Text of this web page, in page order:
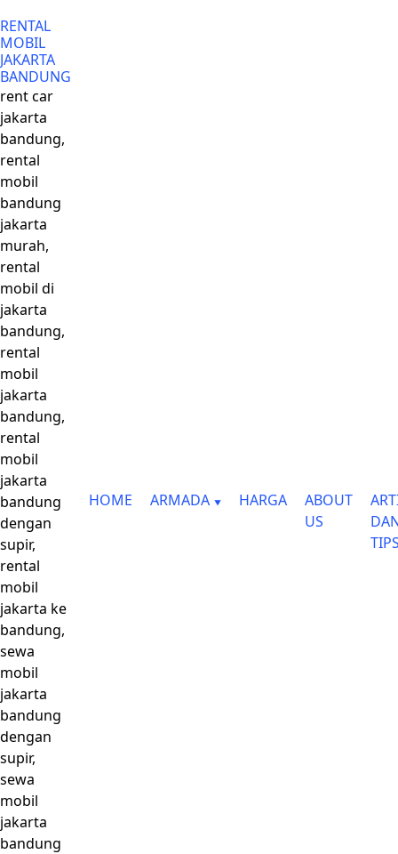
RENTAL
MOBIL
JAKARTA
BANDUNG
rent car
jakarta
bandung,
rental
mobil
bandung
jakarta
murah,
rental
mobil di
jakarta
bandung,
rental
mobil
jakarta
bandung,
rental
mobil
jakarta
bandung
dengan
supir,
rental
mobil
jakarta ke
bandung,
sewa
mobil
jakarta
bandung
dengan
supir,
sewa
mobil
jakarta
bandung
HOME ARMADA HARGA
ABOUT
US